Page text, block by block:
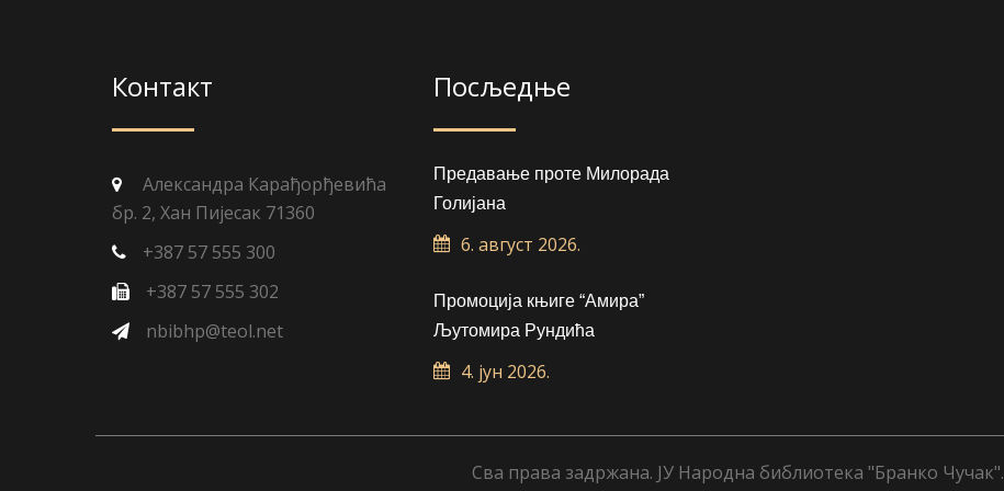
Контакт
Александра Карађорђевића
бр. 2, Хан Пијесак 71360
+387 57 555 300
+387 57 555 302
nbibhp@teol.net
Посљедње
Предавање проте Милорада
Голијана
6. август 2026.
Промоција књиге “Амира”
Љутомира Рундића
4. јун 2026.
Сва права задржана. ЈУ Народна библиотека "Бранко Чучак".